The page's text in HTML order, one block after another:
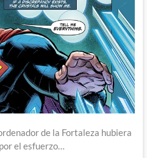
de la Fortaleza hubiera
el esfuerzo…